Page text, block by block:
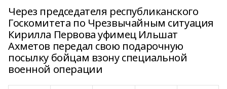
Через председателя республиканского
Госкомитета по Чрезвычайным ситуация
Кирилла Первова уфимец Ильшат
Ахметов передал свою подарочную
посылку бойцам взону специальной
военной операции